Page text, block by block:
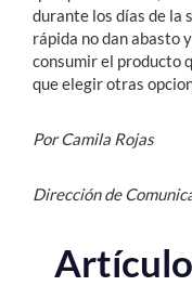
durante los días de la
rápida no dan abasto
consumir el producto
que elegir otras
Por Camila Rojas
Dirección de